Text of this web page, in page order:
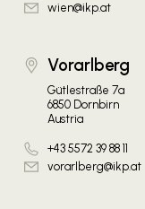
wien@ikp.at
Vorarlberg
Gütlestraße 7a
6850 Dornbirn
Austria
+43 5572 39 88 11
vorarlberg@ikp.at